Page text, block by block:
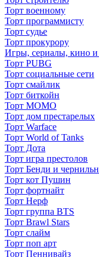
Торт военному
Торт программисту
Торт судье
Торт прокурору
Игры, сериалы, кино
Торт PUBG
Торт социальные сети
Торт смайлик
Торт биткойн
Торт МОМО
Торт дом престарелых
Торт Warface
Торт World of Tanks
Торт Дота
Торт игра престолов
Торт Бенди и
Торт кот Пушин
Торт фортнайт
Торт Нерф
Торт группа BTS
Торт Brawl Stars
Торт слайм
Торт поп арт
Торт Пеннивайз